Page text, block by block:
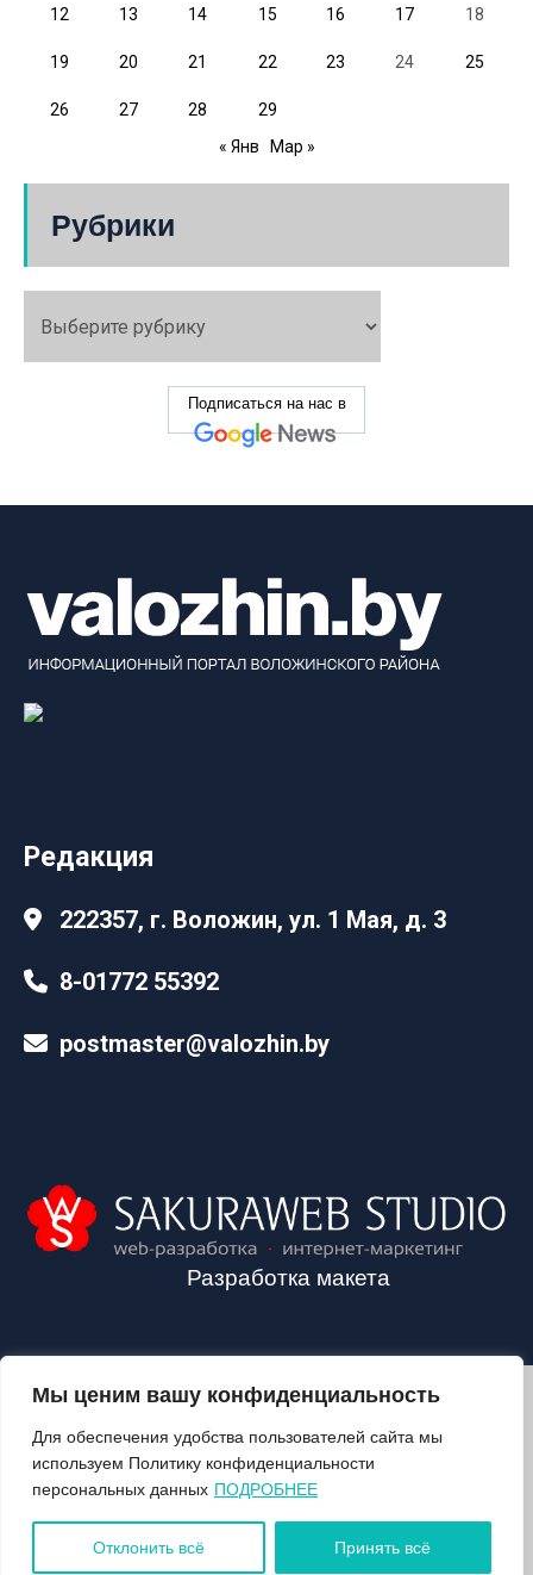
Мы ценим вашу конфиденциальность
Для обеспечения удобства пользователей сайта мы
используем Политику конфиденциальности
персональных данных ПОДРОБНЕЕ
Отклонить всё Принять всё
12 13 14 15 16 17 18
19 20 21 22 23 24 25
26 27 28
29
« Янв
Мар »
Рубрики
Подписаться на нас в
Редакция
222357, г. Воложин, ул. 1 Мая, д. 3
8-01772 55392
postmaster@valozhin.by
Разработка макета
2024©VALOZHIN.BY - НОВОСТИ ВОЛОЖИНСКОГО РАЙОНА
О ГАЗЕТЕ
ПОДПИСКА
КОНТАКТЫ